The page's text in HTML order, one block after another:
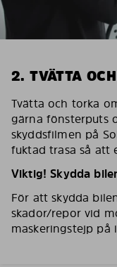
2. TVÄTTA
Tvätta och torka
gärna fönsterputs
skyddsfilmen på
fuktad trasa så att
Viktig! Skydda
För att skydda
skador/repor vid
maskeringstejp på